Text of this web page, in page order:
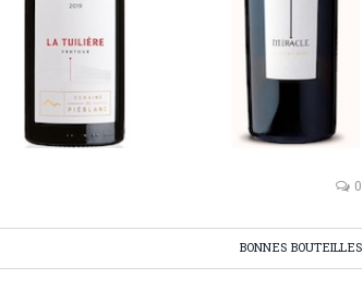
0
BONNES BOUTEILLES